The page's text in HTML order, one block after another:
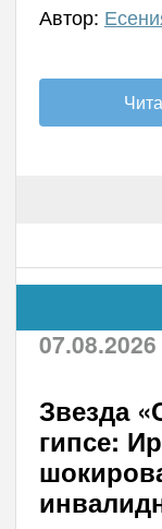
Автор:
Звезда
гипсе: